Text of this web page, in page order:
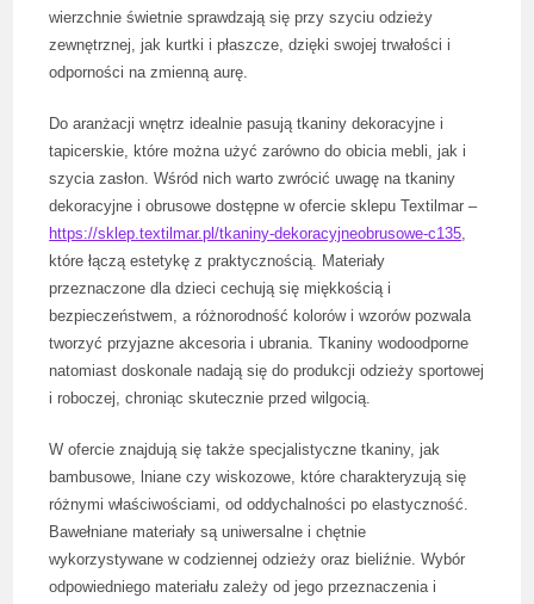
wierzchnie świetnie sprawdzają się przy szyciu odzieży
zewnętrznej, jak kurtki i płaszcze, dzięki swojej trwałości i
odporności na zmienną aurę.
Do aranżacji wnętrz idealnie pasują tkaniny dekoracyjne i
tapicerskie, które można użyć zarówno do obicia mebli, jak i
szycia zasłon. Wśród nich warto zwrócić uwagę na tkaniny
dekoracyjne i obrusowe dostępne w ofercie sklepu Textilmar –
https://sklep.textilmar.pl/tkaniny-dekoracyjneobrusowe-c135,
które łączą estetykę z praktycznością. Materiały
przeznaczone dla dzieci cechują się miękkością i
bezpieczeństwem, a różnorodność kolorów i wzorów pozwala
tworzyć przyjazne akcesoria i ubrania. Tkaniny wodoodporne
natomiast doskonale nadają się do produkcji odzieży sportowej
i roboczej, chroniąc skutecznie przed wilgocią.
W ofercie znajdują się także specjalistyczne tkaniny, jak
bambusowe, lniane czy wiskozowe, które charakteryzują się
różnymi właściwościami, od oddychalności po elastyczność.
Bawełniane materiały są uniwersalne i chętnie
wykorzystywane w codziennej odzieży oraz bieliźnie. Wybór
odpowiedniego materiału zależy od jego przeznaczenia i